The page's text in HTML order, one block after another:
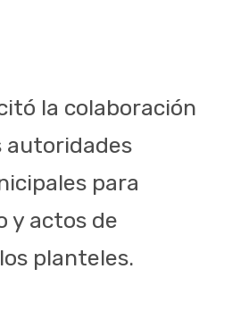
la colaboración
autoridades
para
y actos de
planteles.